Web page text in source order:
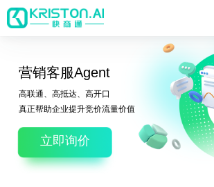
营销客服Agent
高联通、高抵达、高开口
真正帮助企业提升竞价流量价值
立即询价